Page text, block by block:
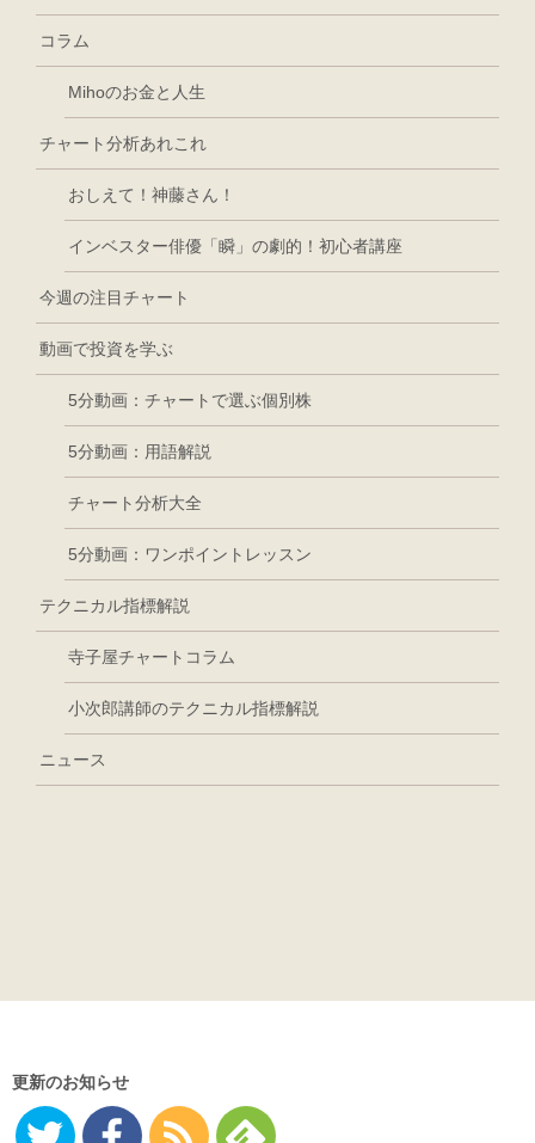
コラム
Mihoのお金と人生
チャート分析あれこれ
おしえて！神藤さん！
インベスター俳優「瞬」の劇的！初心者講座
今週の注目チャート
動画で投資を学ぶ
5分動画：チャートで選ぶ個別株
5分動画：用語解説
チャート分析大全
5分動画：ワンポイントレッスン
テクニカル指標解説
寺子屋チャートコラム
小次郎講師のテクニカル指標解説
ニュース
更新のお知らせ